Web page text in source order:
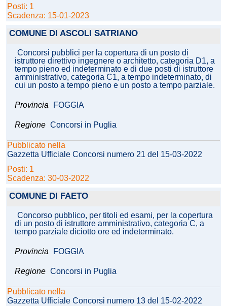
Posti: 1
Scadenza: 15-01-2023
COMUNE DI ASCOLI SATRIANO
Concorsi pubblici per la copertura di un posto di
istruttore direttivo ingegnere o architetto, categoria D1, a
tempo pieno ed indeterminato e di due posti di istruttore
amministrativo, categoria C1, a tempo indeterminato, di
cui un posto a tempo pieno e un posto a tempo parziale.
Provincia FOGGIA
Regione Concorsi in Puglia
Pubblicato nella
Gazzetta Ufficiale Concorsi numero 21 del 15-03-2022
Posti: 1
Scadenza: 30-03-2022
COMUNE DI FAETO
Concorso pubblico, per titoli ed esami, per la copertura
di un posto di istruttore amministrativo, categoria C, a
tempo parziale diciotto ore ed indeterminato.
Provincia FOGGIA
Regione Concorsi in Puglia
Pubblicato nella
Gazzetta Ufficiale Concorsi numero 13 del 15-02-2022